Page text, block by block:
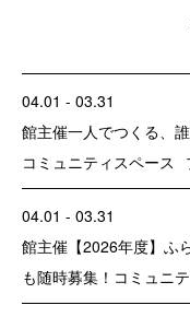
04.01 - 03.31
館主催一人でつくる、
コミュニティスペース
04.01 - 03.31
館主催 【2026年度】
も随時募集！ コミュニ